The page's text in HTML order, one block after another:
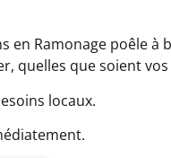
Ramonage poêle à
quelles que soient
locaux.